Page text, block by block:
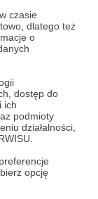
czasie
dlatego też
o
dostęp do
ich
podmioty
działalności,
opcję
razy Łukasz
jak
w
jednym z
kiedy
, także moja